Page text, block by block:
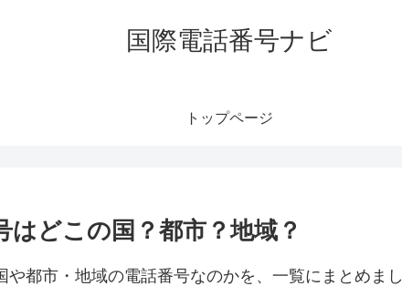
国際電話番号ナビ
トップページ
どこの国？都市？地域？
都市・地域の電話番号なのかを、一覧にまとめまし